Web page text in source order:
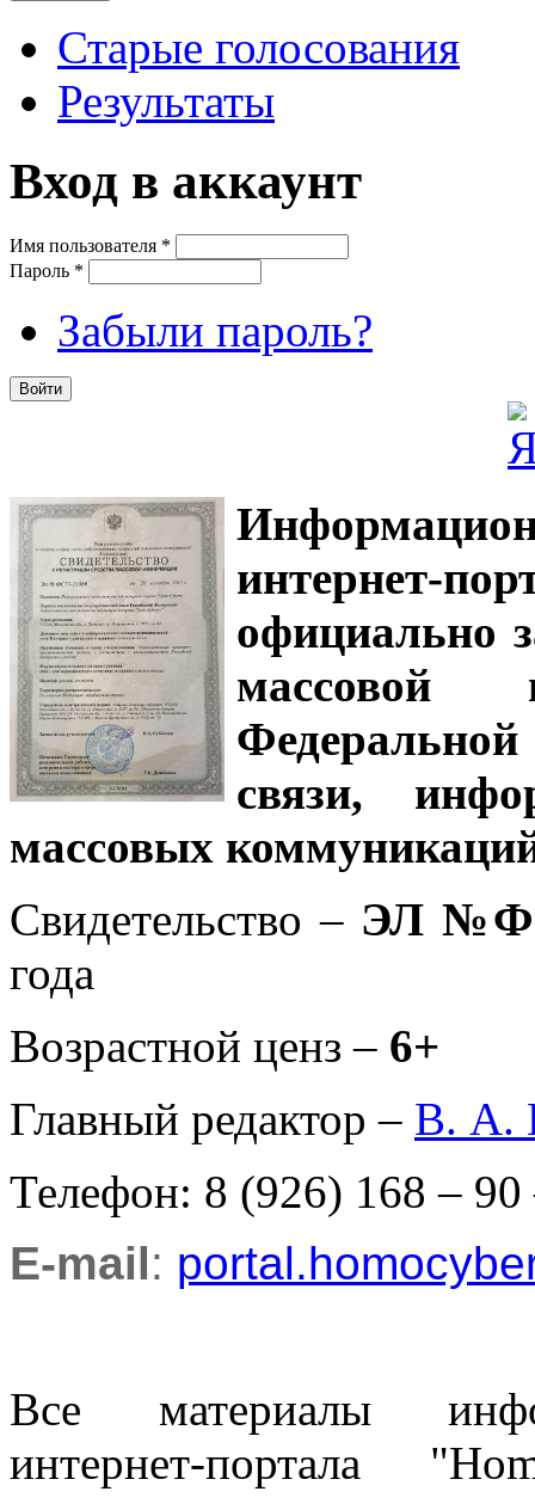
Старые голосования
Результаты
Вход в аккаунт
Имя пользователя *
Пароль *
Забыли пароль?
интернет-
официально
связи,
массовых
Свидетельство – ЭЛ
года
Возрастной ценз – 6+
Главный редактор – В. А.
Телефон: 8 (926) 168 – 90
E-mail:
Все материалы
интернет-портала